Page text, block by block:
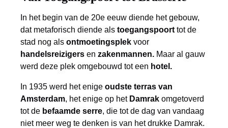
In het begin van de 20e eeuw diende het gebouw,
dat metaforisch diende als toegangspoort tot de
stad nog als ontmoetingsplek voor
handelsreizigers en zakenmannen. Maar al gauw
werd deze plek omgebouwd tot een hotel.
In 1935 werd het enige oudste terras van
Amsterdam, het enige op het Damrak omgetoverd
tot de befaamde serre, die tot de dag van vandaag
niet meer weg te denken is van het drukke Damrak.